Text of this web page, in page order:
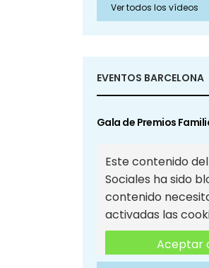
Aceptar
Ver todos los vídeos
EVENTOS BARCELONA
Gala de Premios
Este contenido
Sociales ha sido
contenido
activadas las
Aceptar